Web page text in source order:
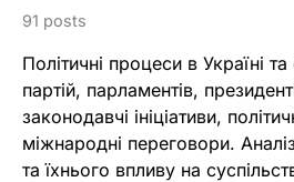
91 posts
Політичні процеси в Україні та
партій, парламентів,
законодавчі ініціативи,
міжнародні переговори.
та їхнього впливу на